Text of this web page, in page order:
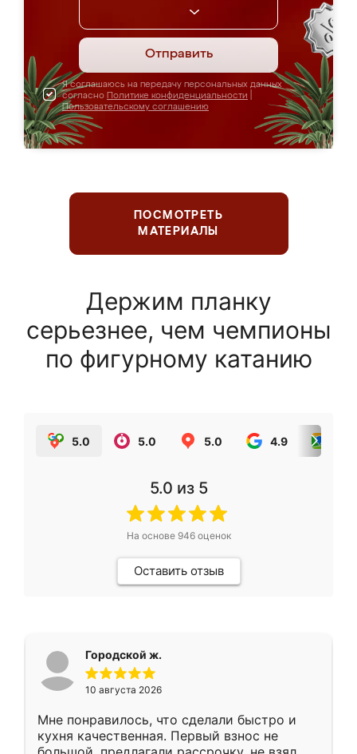
Отправить
Я соглашаюсь на передачу персональных данных
согласно Политике конфиденциальности
Пользовательскому соглашению
ПОСМОТРЕТЬ
МАТЕРИАЛЫ
Держим планку
серьезнее, чем чемпионы
по фигурному катанию
5.0 5.0 5.0 4.9
5.0 из 5
На основе 946оценок
Оставить отзыв
Городской ж.
10 августа 2026
Мне понравилось, что сделали быстро и
кухня качественная. Первый взнос не